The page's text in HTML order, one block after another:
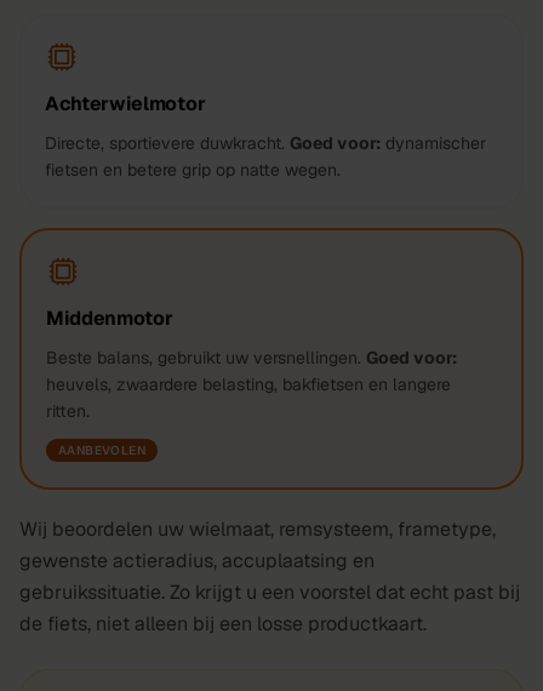
Achterwielmotor
Directe, sportievere duwkracht. Goed voor: dynamischer
fietsen en betere grip op natte wegen.
Middenmotor
Beste balans, gebruikt uw versnellingen. Goed voor:
heuvels, zwaardere belasting, bakfietsen en langere
ritten.
AANBEVOLEN
Wij beoordelen uw wielmaat, remsysteem, frametype,
gewenste actieradius, accuplaatsing en
gebruikssituatie. Zo krijgt u een voorstel dat echt past bij
de fiets, niet alleen bij een losse productkaart.